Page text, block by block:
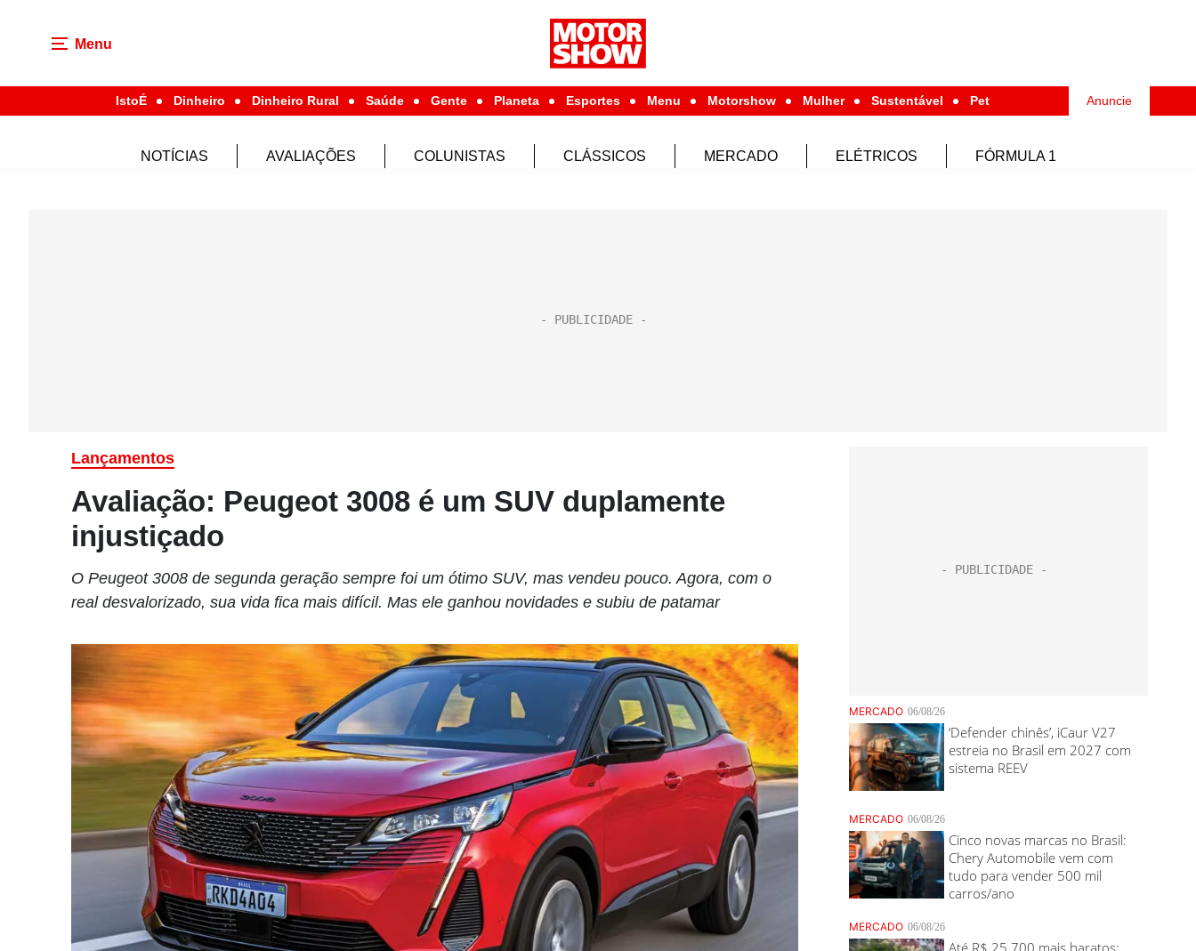
Menu
IstoÉ Dinheiro Dinheiro Rural Saúde Gente Planeta Esportes Menu Motorshow Mulher Sustentável Pet Anuncie
NOTÍCIAS AVALIAÇÕES COLUNISTAS CLÁSSICOS MERCADO ELÉTRICOS FÓRMULA 1
Lançamentos
Avaliação: Peugeot 3008 é um SUV duplamente
injustiçado
O Peugeot 3008 de segunda geração sempre foi um ótimo SUV, mas vendeu pouco. Agora, com o
real desvalorizado, sua vida fica mais difícil. Mas ele ganhou novidades e subiu de patamar